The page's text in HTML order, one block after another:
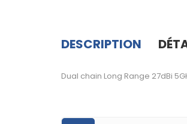
DESCRIPTION
Dual chain Long Range 27dBi